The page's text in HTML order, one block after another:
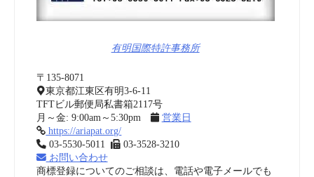
有明国際特許事務所
〒135-8071
東京都江東区有明3-6-11
TFTビル郵便局私書箱2117号
月～金: 9:00am～5:30pm
営業日
https://ariapat.org/
03-5530-5011
03-3528-3210
お問い合わせ
商標登録についてのご相談は、電話や電子メールでも